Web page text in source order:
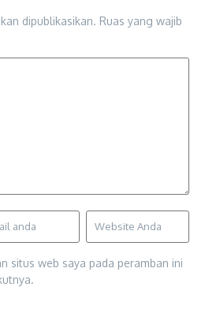
dipublikasikan. Ruas yang wajib
situs web saya pada peramban ini